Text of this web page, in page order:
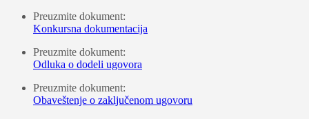
Preuzmite dokument:
Konkursna dokumentacija
Preuzmite dokument:
Odluka o dodeli ugovora
Preuzmite dokument:
Obaveštenje o zaključenom ugovoru